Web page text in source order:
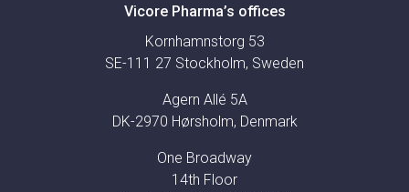
Vicore Pharma’s offices
Kornhamnstorg 53
SE-111 27 Stockholm, Sweden
Agern Allé 5A
DK-2970 Hørsholm, Denmark
One Broadway
14th Floor